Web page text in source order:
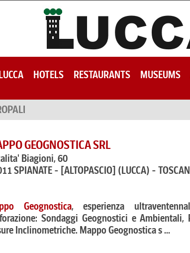
HOTELS RESTAURANTS MUSEUMS
GEOGNOSTICA SRL
Biagioni, 60
SPIANATE - [ALTOPASCIO] (LUCCA) -
Geognostica, esperienza
Sondaggi Geognostici e Ambientali,
Inclinometriche. Mappo Geognostica s ...